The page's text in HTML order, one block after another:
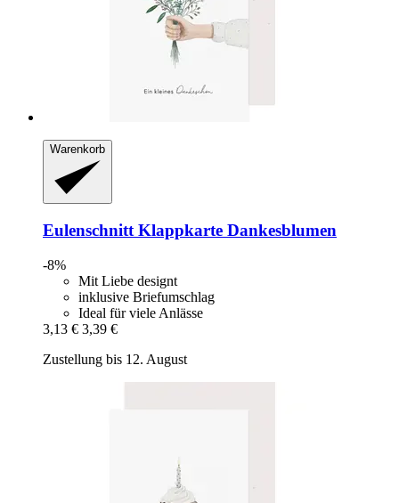
Warenkorb
Eulenschnitt Klappkarte Dankesblumen
-8%
Mit Liebe designt
inklusive Briefumschlag
Ideal für viele Anlässe
3,13 € 3,39 €
Zustellung bis 12. August